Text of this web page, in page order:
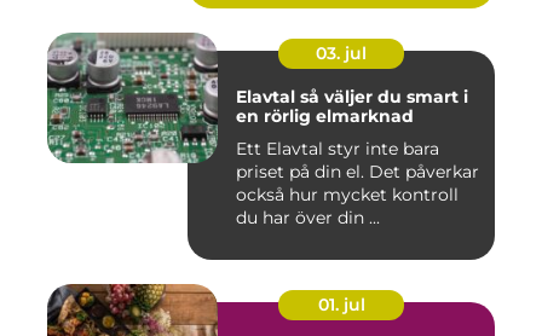
03. jul
Elavtal så väljer du smart i
en rörlig elmarknad
Ett Elavtal styr inte bara
priset på din el. Det påverkar
också hur mycket kontroll
du har över din ...
01. jul